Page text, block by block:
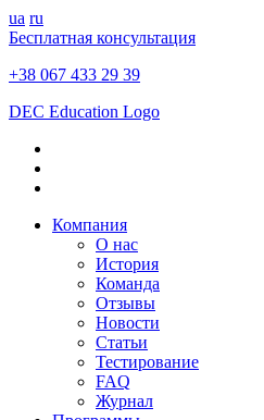
ua ru
Бесплатная консультация
+38 067 433 29 39
DEC Education Logo
Компания
О нас
История
Команда
Отзывы
Новости
Статьи
Тестирование
FAQ
Журнал